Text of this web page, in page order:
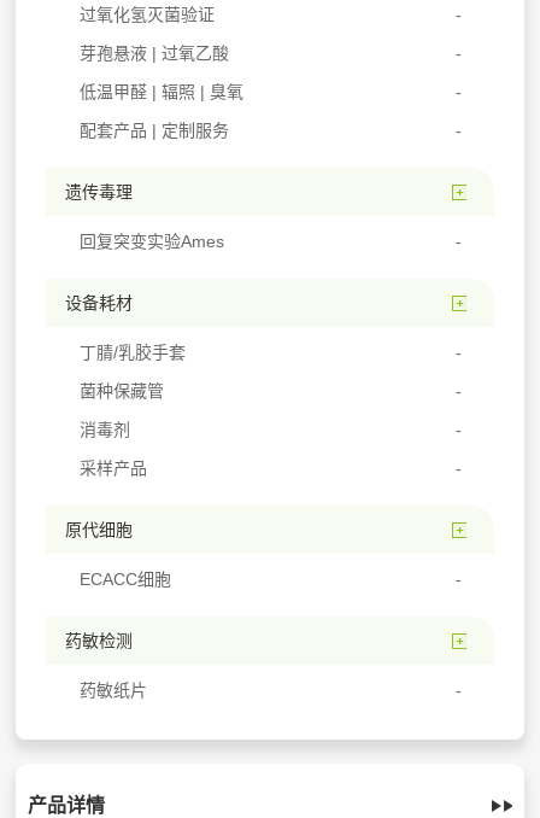
过氧化氢灭菌验证
芽孢悬液 | 过氧乙酸
低温甲醛 | 辐照 | 臭氧
配套产品 | 定制服务
遗传毒理
回复突变实验Ames
设备耗材
丁腈/乳胶手套
菌种保藏管
消毒剂
采样产品
原代细胞
ECACC细胞
药敏检测
药敏纸片
产品详情